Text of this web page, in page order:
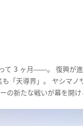
て 3 ヶ月――。 復興が
「天導界」。 ヤシマ
の新たな戦いが幕を開け